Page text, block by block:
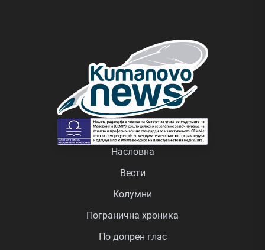
Насловна
Вести
Колумни
Погранична хроника
По допрен глас